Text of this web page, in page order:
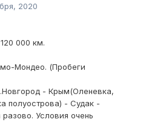
2020
000 км.
Мондео. (Пробеги
- Крым(Оленевка,
полуострова) - Судак -
Условия очень